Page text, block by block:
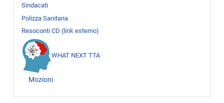
Sindacati
Polizza Sanitaria
Resoconti CD (link esterno)
WHAT NEXT TTA
Mozioni